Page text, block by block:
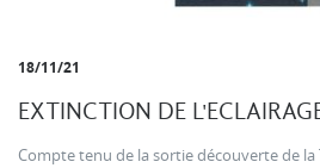
18/11/21
EXTINCTION DE
Compte tenu de la sortie découverte de la